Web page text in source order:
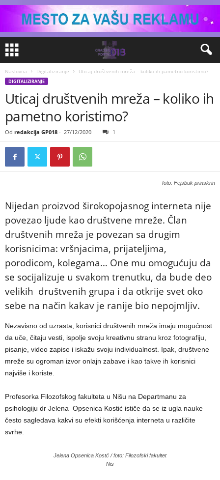
Naslovna Digitaliziranje Uticaj društvenih mreža – koliko ih pametno koristimo?
DIGITALIZIRANJE
Uticaj društvenih mreža – koliko ih
pametno koristimo?
Od redakcija GP018 - 27/12/2020 1
foto: Fejsbuk prinskrin
Nijedan proizvod širokopojasnog interneta nije
povezao ljude kao društvene mreže. Član
društvenih mreža je povezan sa drugim
korisnicima: vršnjacima, prijateljima,
porodicom, kolegama… One mu omogućuju da
se socijalizuje u svakom trenutku, da bude deo
velikih društvenih grupa i da otkrije svet oko
sebe na način kakav je ranije bio nepojmljiv.
Nezavisno od uzrasta, korisnici društvenih mreža imaju mogućnost
da uče, čitaju vesti, ispolje svoju kreativnu stranu kroz fotografiju,
pisanje, video zapise i iskažu svoju individualnost. Ipak, društvene
mreže su ogroman izvor onlajn zabave i kao takve ih korisnici
najviše i koriste.
Profesorka Filozofskog fakulteta u Nišu na Departmanu za
psihologiju dr Jelena Opsenica Kostić ističe da se iz ugla nauke
često sagledava kakvi su efekti korišćenja interneta u različite
svrhe.
Jelena Opsenica Kostć / foto: Filozofski fakultet
Nis